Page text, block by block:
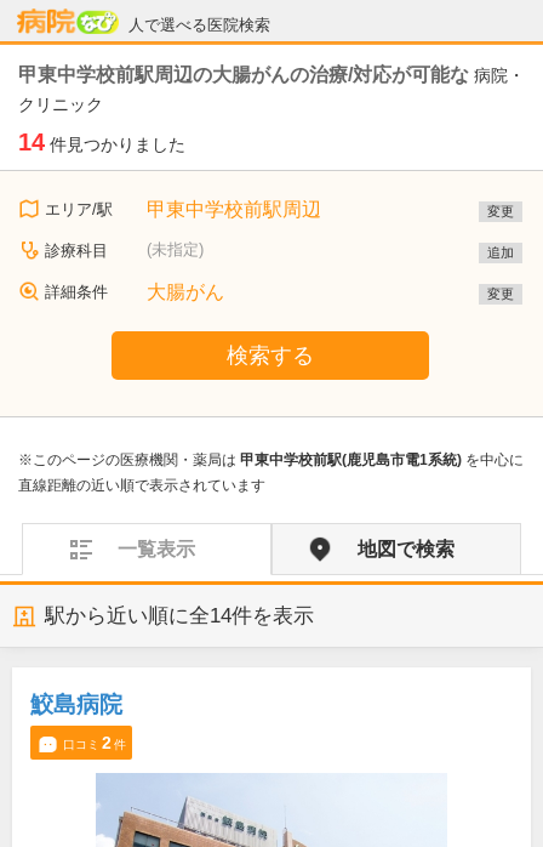
人で選べる医院検索
病院なび
甲東中学校前駅周辺の大腸がんの治療/対応が可能な 病院・
クリニック
14 件見つかりました
エリア/駅 甲東中学校前駅周辺 変更
診療科目 (未指定) 追加
詳細条件 大腸がん 変更
検索する
※このページの医療機関・薬局は 甲東中学校前駅(鹿児島市電1系統) を中心に
直線距離の近い順で表示されています
一覧表示 地図で検索
駅から近い順に全14件を表示
鮫島病院
口コミ 2件